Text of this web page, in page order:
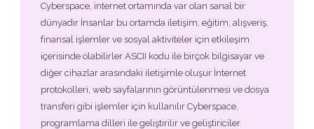
Cyberspace, internet ortamında var olan sanal bir
dünyadır İnsanlar bu ortamda iletişim, eğitim, alışveriş,
finansal işlemler ve sosyal aktiviteler için etkileşim
içerisinde olabilirler ASCII kodu ile birçok bilgisayar ve
diğer cihazlar arasındaki iletişimle oluşur İnternet
protokolleri, web sayfalarının görüntülenmesi ve dosya
transferi gibi işlemler için kullanılır Cyberspace,
programlama dilleri ile geliştirilir ve geliştiriciler